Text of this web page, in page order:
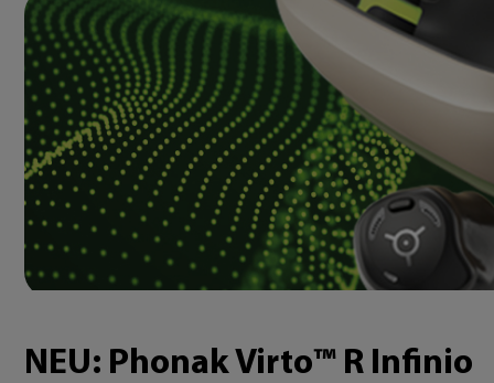
NEU: Phonak Virto™ R Infinio